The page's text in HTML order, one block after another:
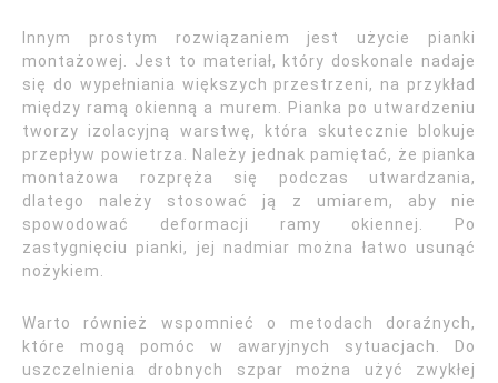
Innym prostym rozwiązaniem jest użycie pianki
montażowej. Jest to materiał, który doskonale nadaje
się do wypełniania większych przestrzeni, na przykład
między ramą okienną a murem. Pianka po utwardzeniu
tworzy izolacyjną warstwę, która skutecznie blokuje
przepływ powietrza. Należy jednak pamiętać, że pianka
montażowa rozpręża się podczas utwardzania,
dlatego należy stosować ją z umiarem, aby nie
spowodować deformacji ramy okiennej. Po
zastygnięciu pianki, jej nadmiar można łatwo usunąć
nożykiem.
Warto również wspomnieć o metodach doraźnych,
które mogą pomóc w awaryjnych sytuacjach. Do
uszczelnienia drobnych szpar można użyć zwykłej